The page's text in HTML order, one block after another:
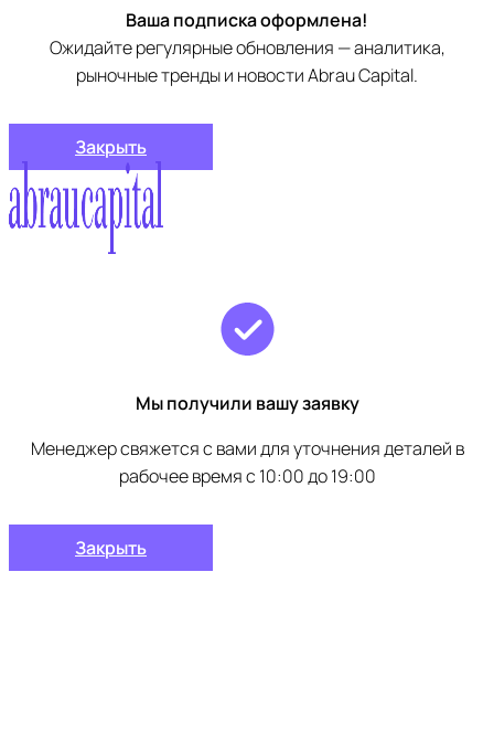
Ваша подписка оформлена!
Ожидайте регулярные обновления — аналитика,
рыночные тренды и новости Abrau Capital.
Закрыть
Мы получили вашу заявку
Менеджер свяжется с вами для уточнения деталей в
рабочее время с 10:00 до 19:00
Закрыть